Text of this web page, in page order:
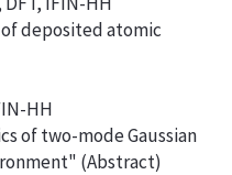
deposited atomic
HH
of two-mode Gaussian
(Abstract)